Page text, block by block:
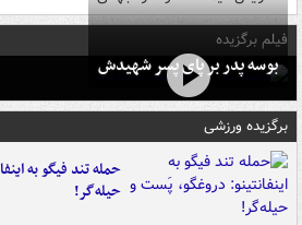
فیلم برگزیده
بوسه‌ پدر بر پای پسر شهیدش
برگزیده ورزشی
حمله تند فیگو به
حیله‌گر!